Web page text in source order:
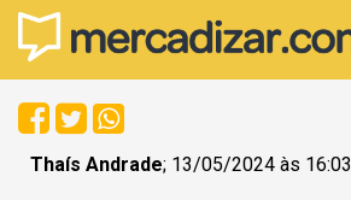
Thaís Andrade; 13/05/2024 às 16:03